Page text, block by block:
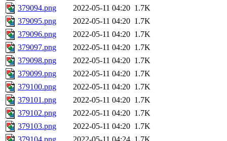
379094.png
2022-05-11 04:20 1.7K
379095.png
2022-05-11 04:20 1.7K
379096.png
2022-05-11 04:20 1.7K
379097.png
2022-05-11 04:20 1.7K
379098.png
2022-05-11 04:20 1.7K
379099.png
2022-05-11 04:20 1.7K
379100.png
2022-05-11 04:20 1.7K
379101.png
2022-05-11 04:20 1.7K
379102.png
2022-05-11 04:20 1.7K
379103.png
2022-05-11 04:20 1.7K